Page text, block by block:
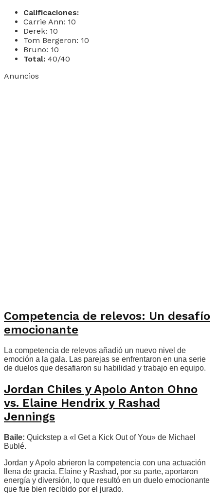
Calificaciones:
Carrie Ann: 10
Derek: 10
Tom Bergeron: 10
Bruno: 10
Total: 40/40
Anuncios
Competencia de relevos: Un desafío
emocionante
La competencia de relevos añadió un nuevo nivel de
emoción a la gala. Las parejas se enfrentaron en una serie
de duelos que desafiaron su habilidad y trabajo en equipo.
Jordan Chiles y Apolo Anton Ohno
vs. Elaine Hendrix y Rashad
Jennings
Baile: Quickstep a «I Get a Kick Out of You» de Michael
Bublé.
Jordan y Apolo abrieron la competencia con una actuación
llena de gracia. Elaine y Rashad, por su parte, aportaron
energía y diversión, lo que resultó en un duelo emocionante
que fue bien recibido por el jurado.